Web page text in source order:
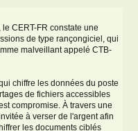
CERT-FR constate une
de type rançongiciel, qui
malveillant appelé CTB-
chiffre les données du poste
de fichiers accessibles
compromise. À travers une
à verser de l'argent afin
les documents ciblés